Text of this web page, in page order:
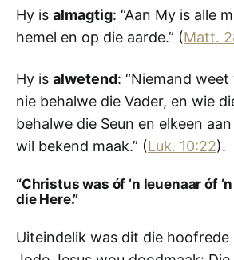
Hy is almagtig: “Aan My is alle
hemel en op die aarde.” (Matt.
Hy is alwetend: “Niemand
nie behalwe die Vader, en wie
behalwe die Seun en elkeen
wil bekend maak.” (Luk. 10:22).
“Christus was óf ’n leuenaar óf
die Here.”
Uiteindelik was dit die hoofrede